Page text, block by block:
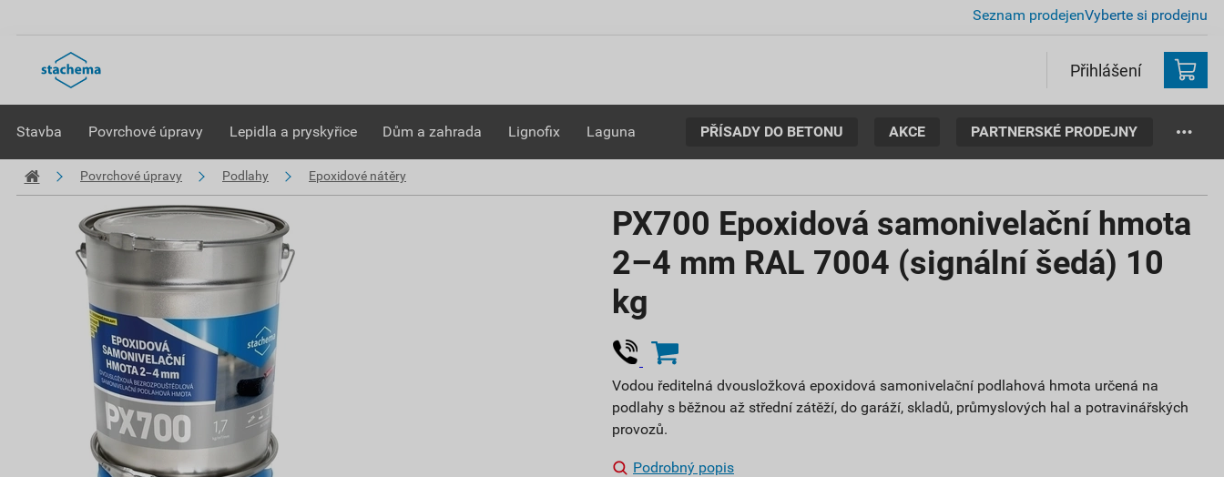
Seznam prodejenVyberte si prodejnu
Přihlášení
Stavba Povrchové úpravy Lepidla a pryskyřice Dům a zahrada Lignofix Laguna PŘÍSADY DO BETONU AKCE PARTNERSKÉ PRODEJNY
Povrchové úpravy Podlahy Epoxidové nátěry
PX700 Epoxidová samonivelační hmota
2–4 mm RAL 7004 (signální šedá) 10
kg
Vodou ředitelná dvousložková epoxidová samonivelační podlahová hmota určená na
podlahy s běžnou až střední zátěží, do garáží, skladů, průmyslových hal a potravinářských
provozů.
Podrobný popis